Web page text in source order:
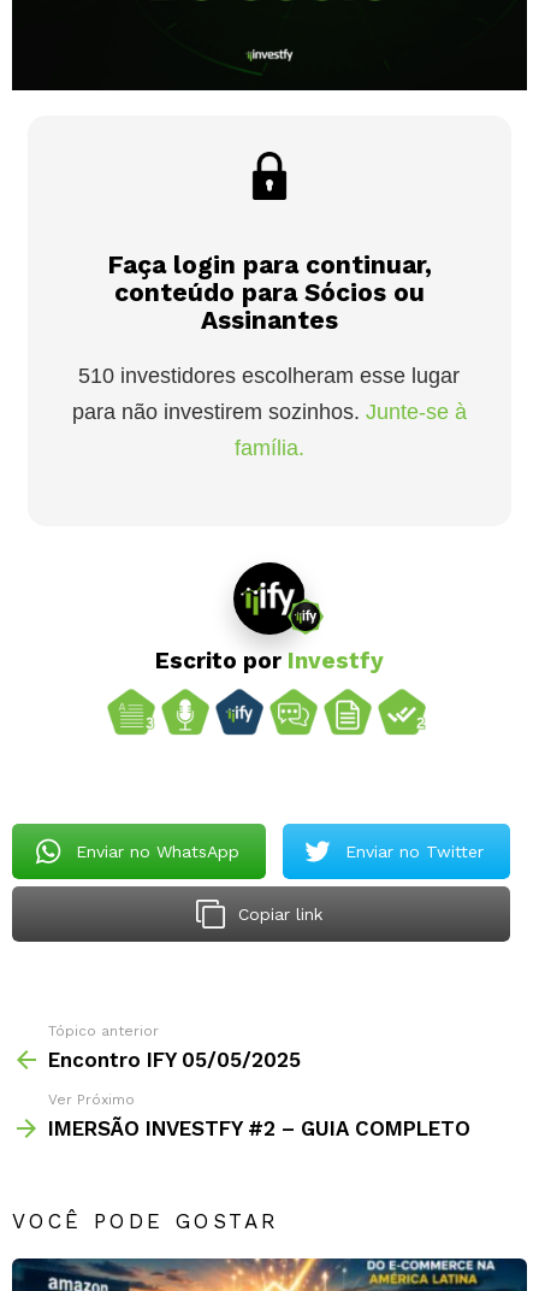
Faça login para continuar,
conteúdo para Sócios ou
Assinantes
510 investidores escolheram esse lugar
para não investirem sozinhos. Junte-se à
família.
Escrito por Investfy
Enviar no WhatsApp Enviar no Twitter
Copiar link
Tópico anterior
Encontro IFY 05/05/2025
Ver Próximo
IMERSÃO INVESTFY #2 – GUIA COMPLETO
VOCÊ PODE GOSTAR